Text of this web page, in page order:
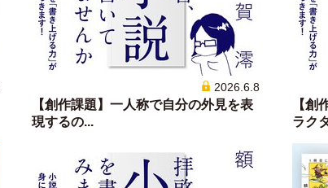
2026.6.8
【創作課題】一人称で自分の外見を表
現するの...
【創
ラク